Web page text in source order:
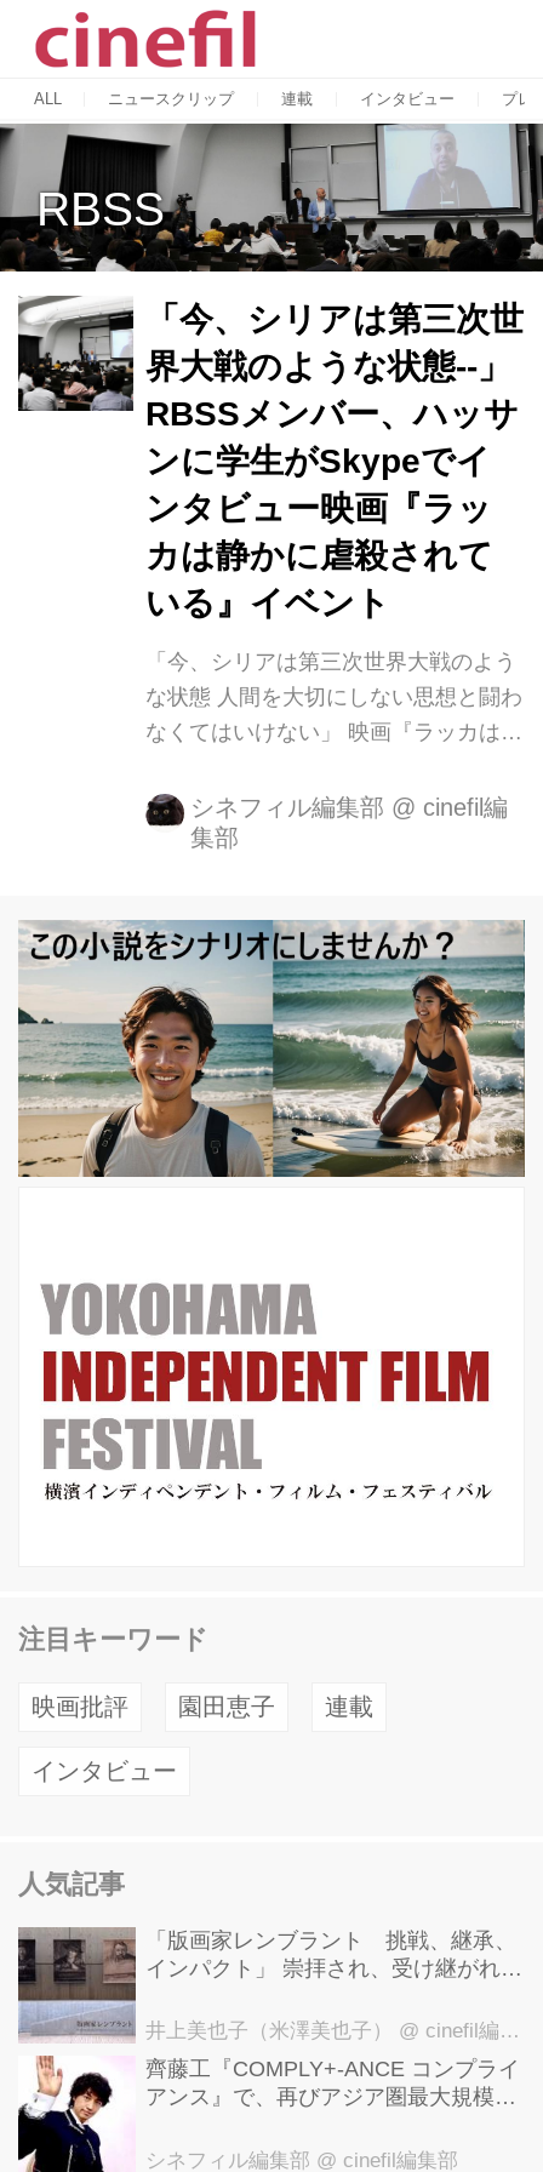
ALL ニュースクリップ 連載 インタビュー プレ
RBSS
「今、シリアは第三次世
界大戦のような状態--」
RBSSメンバー、ハッサ
ンに学生がSkypeでイ
ンタビュー映画『ラッ
カは静かに虐殺されて
いる』イベント
「今、シリアは第三次世界大戦のよう
な状態 人間を大切にしない思想と闘わ
なくてはいけない」 映画『ラッカは静
メンバー、ハッサン（Hussam Eesa）
へのインタビュー 先行上映＆トークin
『カルテル・ランド』のマシュー・ハ
イネマン監督作品『ラッカは静かに虐
殺されている』の上映とトークのイベ
ントを早稲田大学にて開催致しまし
た。 本作は戦闘が激化し混迷を極める
シリア内戦で秘密裡に結成された市民
ジャーナリスト集団RBSS(Raqqa is
シネフィル編集部 @ cinefil編
集部
注目キーワード
映画批評 園田恵子 連載
インタビュー
人気記事
「版画家レンブラント 挑戦、継承、
インパクト」 崇拝され、受け継がれ、
洋美術館にて9月23日まで開催中！
井上美也子（米澤美也子） @ cinefil編集部
齊藤工『COMPLY+-ANCE コンプライ
アンス』で、再びアジア圏最大規模の
ナショナル・パノラマ部門"に正式招
シネフィル編集部 @ cinefil編集部